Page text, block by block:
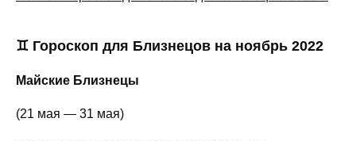
♊ Гороскоп для Близнецов на ноябрь 2022
Майские Близнецы
(21 мая — 31 мая)